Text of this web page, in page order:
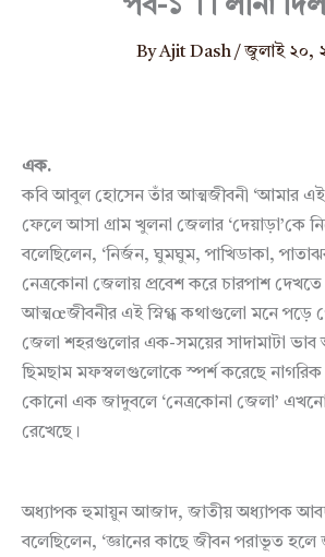
পর্ব-১ ।। লীনা
ByAjit Dash/জুলাই ২০,
এক.
কবি আবুল হোসেন তাঁর আত্মজীবনী ‘আমার এই
ফেলে আসা গ্রাম খুলনা জেলার ‘দেয়াড়া’কে
বলেছিলেন, ‘নির্জন, ঘুমঘুম, পাখিডাকা,
নেত্রকোনা জেলায় প্রবেশ করে চারপাশ
আত্মœজীবনীর এই স্নিগ্ধ কথাগুলো মনে পড়ে
জেলা শহরগুলোর এক-সময়ের সাদামাটা ভাব
ছিমছাম মফস্বলগুলোকে স্পর্শ করেছে নাগরিক
কোনো এক জাদুবলে ‘নেত্রকোনা জেলা’ এখনো
রেখেছে।
অধ্যাপক হুমায়ুন আজাদ, জাতীয় অধ্যাপক
বলেছিলেন, ‘জ্ঞানের কাছে জীবন পরাভূত